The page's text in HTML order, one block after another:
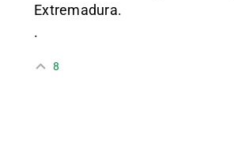
Extremadura.
.
8